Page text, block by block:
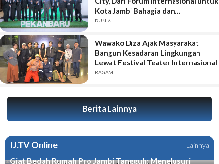
Kota Jambi Bahagia dan
Berkelanjutan
DUNIA
Wawako Diza Ajak Masyarakat
Bangun Kesadaran Lingkungan
Lewat Festival Teater Internasional
RAGAM
Berita Lainnya
IJ.TV Online Lainnya
Giat Bedah Rumah Pro Jambi Tangguh: Menelusuri